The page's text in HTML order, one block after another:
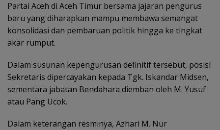
Partai Aceh di Aceh Timur bersama jajaran pengurus
baru yang diharapkan mampu membawa semangat
konsolidasi dan pembaruan politik hingga ke tingkat
akar rumput.
Dalam susunan kepengurusan definitif tersebut, posisi
Sekretaris dipercayakan kepada Tgk. Iskandar Midsen,
sementara jabatan Bendahara diemban oleh M. Yusuf
atau Pang Ucok.
Dalam keterangan resminya, Azhari M. Nur